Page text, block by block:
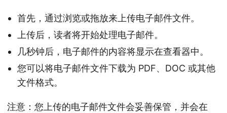
首先，通过浏览或拖放来上传电子邮件文件。
上传后，读者将开始处理电子邮件。
几秒钟后，电子邮件的内容将显示在查看器中。
您可以将电子邮件文件下载为 PDF、DOC 或其他
文件格式。
注意：您上传的电子邮件文件会妥善保管，并会在